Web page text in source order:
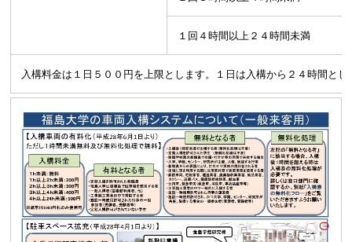
１回４時間以上２４時間未満
入構料金は１日５００円を上限とします。１日は入構から２４時間と